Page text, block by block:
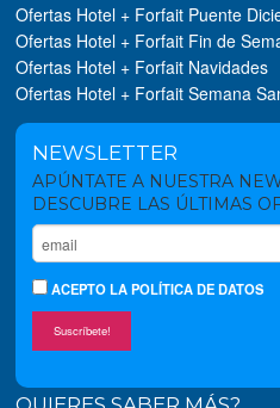
Ofertas Hotel + Forfait Puente
Ofertas Hotel + Forfait Fin de
Ofertas Hotel + Forfait Navidades
Ofertas Hotel + Forfait Semana
NEWSLETTER
APÚNTATE A NUESTRA
DESCUBRE LAS ÚLTIMAS
ACEPTOLA POLÍTICA DE DATOS
Suscríbete!